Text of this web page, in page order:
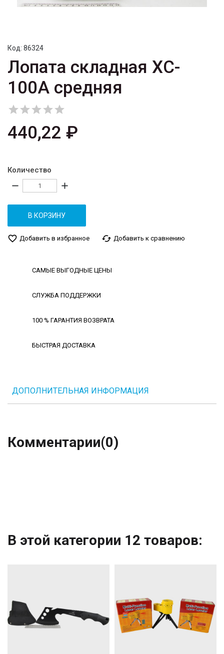
Код: 86324
Лопата складная XC-
100A средняя

440,22 ₽
Количество
remove add
В КОРЗИНУ
favorite_border Добавить в избранное cached Добавить к сравнению
САМЫЕ ВЫГОДНЫЕ ЦЕНЫ
СЛУЖБА ПОДДЕРЖКИ
100 % ГАРАНТИЯ ВОЗВРАТА
БЫСТРАЯ ДОСТАВКА
ДОПОЛНИТЕЛЬНАЯ ИНФОРМАЦИЯ
Комментарии(0)
В этой категории 12 товаров: